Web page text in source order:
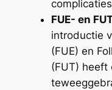
FUE- en
introductie
(FUE) en
(FUT) heeft